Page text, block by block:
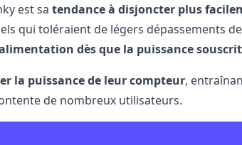
est sa tendance à disjoncter plus
qui toléraient de légers dépassements
dès que la puissance
la puissance de leur compteur,
de nombreux utilisateurs.